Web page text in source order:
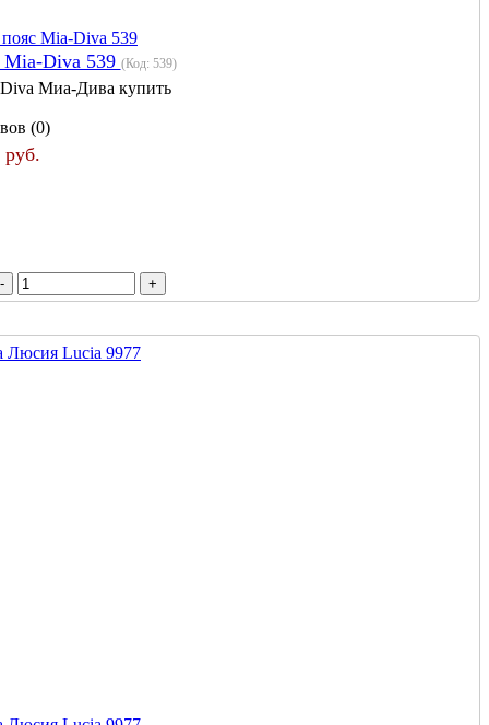
Diva 539 (Код: 539)
Миа-Дива купить
(0)
руб.